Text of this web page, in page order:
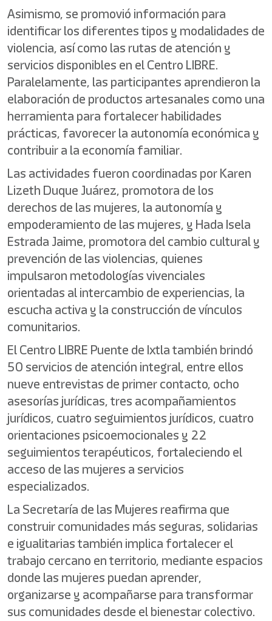
Asimismo, se promovió información para
identificar los diferentes tipos y modalidades de
violencia, así como las rutas de atención y
servicios disponibles en el Centro LIBRE.
Paralelamente, las participantes aprendieron la
elaboración de productos artesanales como una
herramienta para fortalecer habilidades
prácticas, favorecer la autonomía económica y
contribuir a la economía familiar.
Las actividades fueron coordinadas por Karen
Lizeth Duque Juárez, promotora de los
derechos de las mujeres, la autonomía y
empoderamiento de las mujeres, y Hada Isela
Estrada Jaime, promotora del cambio cultural y
prevención de las violencias, quienes
impulsaron metodologías vivenciales
orientadas al intercambio de experiencias, la
escucha activa y la construcción de vínculos
comunitarios.
El Centro LIBRE Puente de Ixtla también brindó
50 servicios de atención integral, entre ellos
nueve entrevistas de primer contacto, ocho
asesorías jurídicas, tres acompañamientos
jurídicos, cuatro seguimientos jurídicos, cuatro
orientaciones psicoemocionales y 22
seguimientos terapéuticos, fortaleciendo el
acceso de las mujeres a servicios
especializados.
La Secretaría de las Mujeres reafirma que
construir comunidades más seguras, solidarias
e igualitarias también implica fortalecer el
trabajo cercano en territorio, mediante espacios
donde las mujeres puedan aprender,
organizarse y acompañarse para transformar
sus comunidades desde el bienestar colectivo.